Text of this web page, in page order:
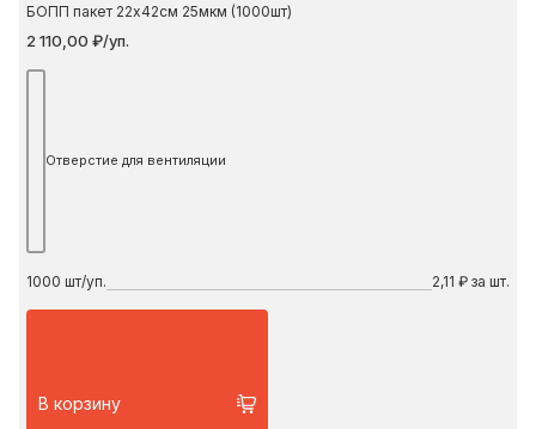
БОПП пакет 22х42см 25мкм (1000шт)
2 110,00 ₽/уп.
Отверстие для вентиляции
1000 шт/уп. 2,11 ₽ за шт.
В корзину